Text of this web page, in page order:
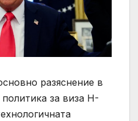
разяснение в
за виза H-